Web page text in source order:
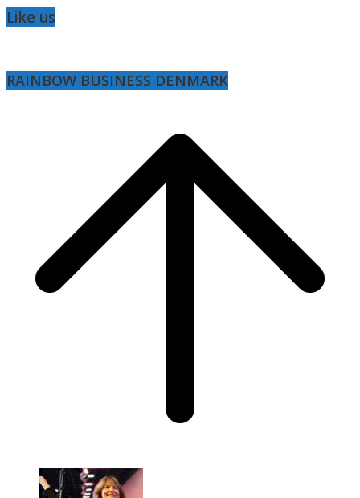
Like us
RAINBOW BUSINESS DENMARK